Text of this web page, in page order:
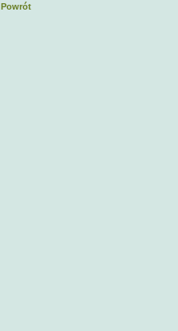
Powrót